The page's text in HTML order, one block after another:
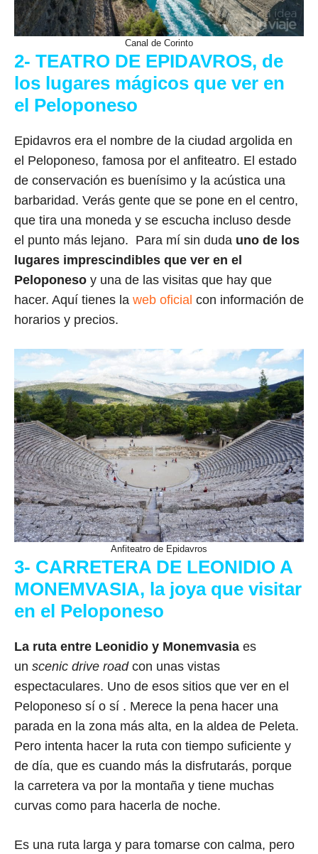
Canal de Corinto
2- TEATRO DE EPIDAVROS, de
los lugares mágicos que ver en
el Peloponeso
Epidavros era el nombre de la ciudad argolida en
el Peloponeso, famosa por el anfiteatro. El estado
de conservación es buenísimo y la acústica una
barbaridad. Verás gente que se pone en el centro,
que tira una moneda y se escucha incluso desde
el punto más lejano. Para mí sin duda uno de los
lugares imprescindibles que ver en el
Peloponeso y una de las visitas que hay que
hacer. Aquí tienes la web oficial con información de
horarios y precios.
Anfiteatro de Epidavros
3- CARRETERA DE LEONIDIO A
MONEMVASIA, la joya que visitar
en el Peloponeso
La ruta entre Leonidio y Monemvasia es
un scenic drive roadcon unas vistas
espectaculares. Uno de esos sitios que ver en el
Peloponeso sí o sí . Merece la pena hacer una
parada en la zona más alta, en la aldea de Peleta.
Pero intenta hacer la ruta con tiempo suficiente y
de día, que es cuando más la disfrutarás, porque
la carretera va por la montaña y tiene muchas
curvas como para hacerla de noche.
Es una ruta larga y para tomarse con calma, pero